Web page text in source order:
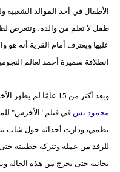
الأطفال في أحد الموالد
طفل لا تعلم من والده، وتتعرض
عليها ويعترف أمام القرية أنه هو
انطلاقة سميرة أحمد لعالم
وبعد أكثر من 15 عامًا لم يظهر الأخرس في السينما إلا على يد الفنان الكبير
محمود يسفي فيلم "الأخرس"
نظمي، ودارت أحداثه حول شاب
للرفد من عمله وتتركه خطيبته
بجانبه حتى يخرج من هذه الحالة